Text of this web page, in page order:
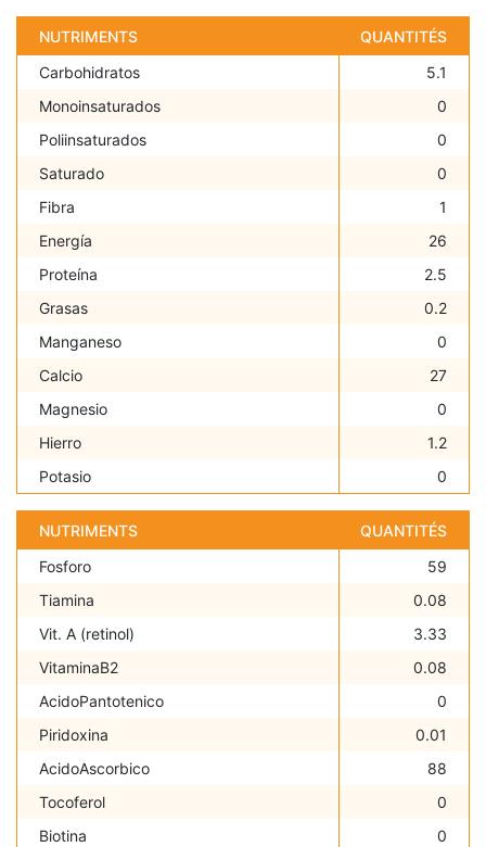
NUTRIMENTS
QUANTITÉS
Carbohidratos
5.1
Monoinsaturados
0
Poliinsaturados
0
Saturado
0
Fibra
1
Energía
26
Proteína
2.5
Grasas
0.2
Manganeso
0
Calcio
27
Magnesio
0
Hierro
1.2
Potasio
0
NUTRIMENTS
QUANTITÉS
Fosforo
59
Tiamina
0.08
Vit. A (retinol)
3.33
VitaminaB2
0.08
AcidoPantotenico
0
Piridoxina
0.01
AcidoAscorbico
88
Tocoferol
0
Biotina
0